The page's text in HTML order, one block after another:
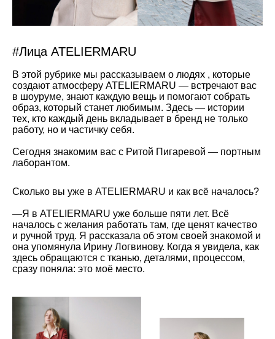
#Лица ATELIERMARU
В этой рубрике мы рассказываем о людях , которые
создают атмосферу ATELIERMARU — встречают вас
в шоуруме, знают каждую вещь и помогают собрать
образ, который станет любимым. Здесь — истории
тех, кто каждый день вкладывает в бренд не только
работу, но и частичку себя.
Сегодня знакомим вас с Ритой Пигаревой — портным
лаборантом.
Cколько вы уже в ATELIERMARU и как всё началось?
—Я в ATELIERMARU уже больше пяти лет. Всё
началось с желания работать там, где ценят качество
и ручной труд. Я рассказала об этом своей знакомой и
она упомянула Ирину Логвинову. Когда я увидела, как
здесь обращаются с тканью, деталями, процессом,
сразу поняла: это моё место.